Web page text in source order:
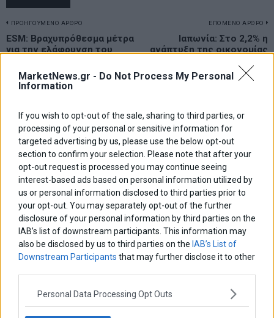
MarketNews.gr - Do Not Process My Personal
Information
If you wish to opt-out of the sale, sharing to third parties, or
processing of your personal or sensitive information for
targeted advertising by us, please use the below opt-out
section to confirm your selection. Please note that after your
opt-out request is processed you may continue seeing
interest-based ads based on personal information utilized by
us or personal information disclosed to third parties prior to
your opt-out. You may separately opt-out of the further
disclosure of your personal information by third parties on the
IAB’s list of downstream participants. This information may
also be disclosed by us to third parties on the IAB’s List of
Downstream Participants that may further disclose it to other
Personal Data Processing Opt Outs
Πλοήγηση
άρθρων
ΠΡΟΗΓΟΥΜΕΝΟ ΑΡΘΡΟ
Previous
post:
ESM: Βραχυπρόθεσμα μέτρα
για την ελάφρυνση του
ΕΠΟΜΕΝΟ ΑΡΘΡΟ
Ιαπωνία: Στο 2,2% η
ανάπτυξη της οικονομίας
ΑΡΘΡΟΓΡΑΦΟΙ
Οι «τιμωροί» των ομολόγων επέστρεψαν
Εύη Φραγκάκη
Η αληθινή παιδεία ξεκινά από την ψυχή…
Σταματίνα Σταματάκου
Η βία κατά των ζώων δεν αντέχει βολικές ερμηνείες
Από την αποθέωση στην καταγγελία: Η Ελλάδα πάντα
ψάχνει τον επόμενο Μεσσία